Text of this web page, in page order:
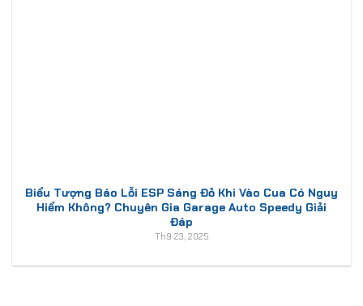
Biểu Tượng Báo Lỗi ESP Sáng Đỏ Khi Vào Cua Có Nguy
Hiểm Không? Chuyên Gia Garage Auto Speedy Giải
Đáp
Th9 23, 2025